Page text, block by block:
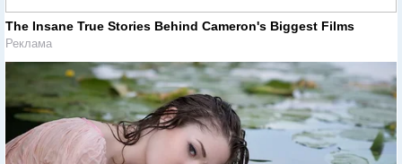
The Insane True Stories Behind Cameron's Biggest Films
Реклама